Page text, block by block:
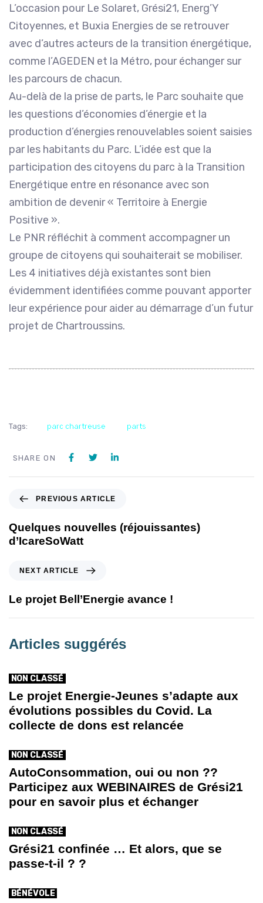
L’occasion pour Le Solaret, Grési21, Energ’Y
Citoyennes, et Buxia Energies de se retrouver
avec d’autres acteurs de la transition énergétique,
comme l’AGEDEN et la Métro, pour échanger sur
les parcours de chacun.
Au-delà de la prise de parts, le Parc souhaite que
les questions d’économies d’énergie et la
production d’énergies renouvelables soient saisies
par les habitants du Parc. L’idée est que la
participation des citoyens du parc à la Transition
Energétique entre en résonance avec son
ambition de devenir « Territoire à Energie
Positive ».
Le PNR réfléchit à comment accompagner un
groupe de citoyens qui souhaiterait se mobiliser.
Les 4 initiatives déjà existantes sont bien
évidemment identifiées comme pouvant apporter
leur expérience pour aider au démarrage d’un futur
projet de Chartroussins.
Tags: parc chartreuse parts
SHARE ON
PREVIOUS ARTICLE
Quelques nouvelles (réjouissantes)
d’IcareSoWatt
NEXT ARTICLE
Le projet Bell’Energie avance !
Articles suggérés
NON CLASSÉ
Le projet Energie-Jeunes s’adapte aux
évolutions possibles du Covid. La
collecte de dons est relancée
NON CLASSÉ
AutoConsommation, oui ou non ??
Participez aux WEBINAIRES de Grési21
pour en savoir plus et échanger
NON CLASSÉ
Grési21 confinée … Et alors, que se
passe-t-il ? ?
BÉNÉVOLE